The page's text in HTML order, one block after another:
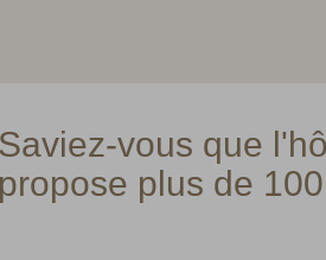
Saviez-vous que
propose plus de